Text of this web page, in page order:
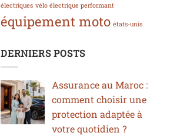
électriques vélo électrique performant
équipement moto états-unis
DERNIERS POSTS
Assurance au Maroc :
comment choisir une
protection adaptée à
votre quotidien ?